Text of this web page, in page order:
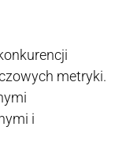
metryki.
i